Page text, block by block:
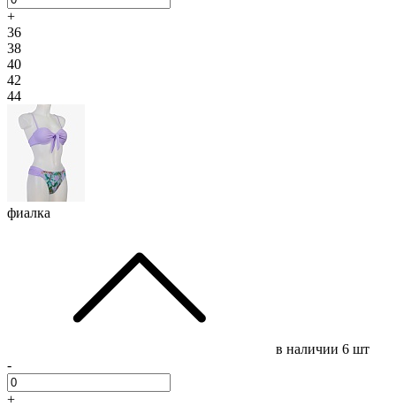
+
36
38
40
42
44
фиалка
в наличии 6 шт
-
+